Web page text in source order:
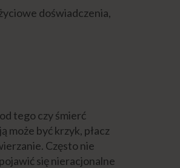
doświadczenia,
tego czy śmierć
może być krzyk, płacz
Często nie
się nieracjonalne